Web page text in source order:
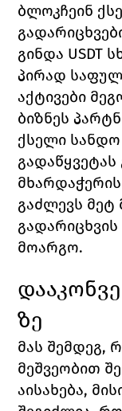
ბლოკჩეინ
გინდა USDT
პირად
აქტივები
ბიზნეს
ქსელი
გაძლევს
მოარგო.
ზე
მას შემდეგ,
მეშვეობით
აისახება,